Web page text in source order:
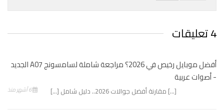
4 تعليقات
أفضل موبايل رخيص في 2026؟ مراجعة شاملة لسامسونج A07 الجديد
- أصوات عربية
6 أشهر منذ […] مقارنة أفضل جوالات 2026.. دليل شامل […]